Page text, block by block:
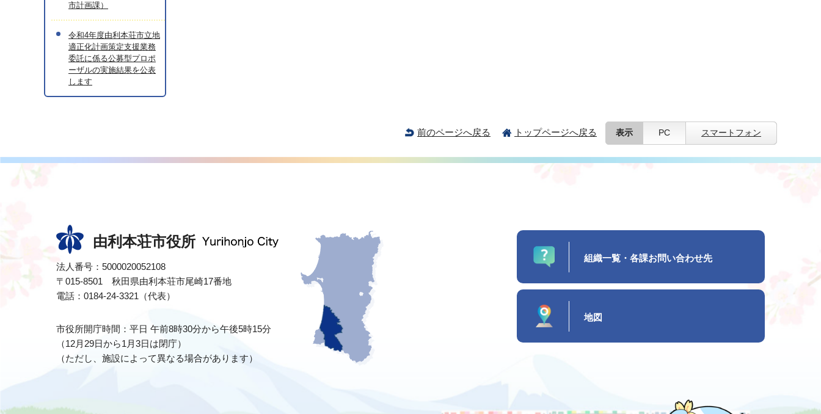
市計画課）
令和4年度由利本荘市立地
適正化計画策定支援業務
委託に係る公募型プロポ
ーザルの実施結果を公表
します
前のページへ戻る トップページへ戻る 表示 PC スマートフォン
由利本荘市役所
法人番号：5000020052108
〒015-8501 秋田県由利本荘市尾崎17番地
電話：0184-24-3321（代表）
市役所開庁時間：平日 午前8時30分から午後5時15分
（12月29日から1月3日は閉庁）
（ただし、施設によって異なる場合があります）
組織一覧・各課お問い合わせ先
地図